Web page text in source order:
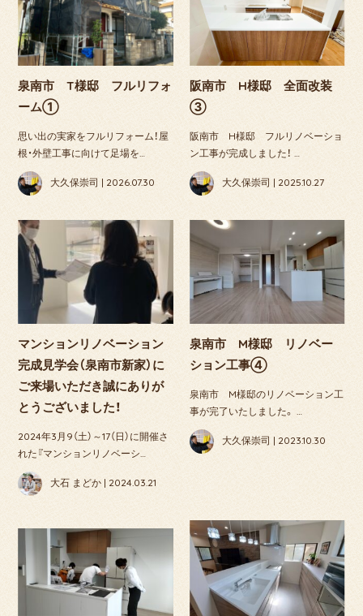
泉南市 T様邸 フルリフォ
ーム①
思い出の実家をフルリフォーム！屋
根・外壁工事に向けて足場を…
大久保崇司 | 2026.07.30
阪南市 H様邸 全面改装
③
阪南市 H様邸 フルリノベーショ
ン工事が完成しました！ …
大久保崇司 | 2025.10.27
マンションリノベーション
完成見学会（泉南市新家）に
ご来場いただき誠にありが
とうございました！
2024年3月9（土）～17（日）に開催さ
れた『マンションリノベーシ…
大石 まどか | 2024.03.21
泉南市 M様邸 リノベー
ション工事④
泉南市 M様邸のリノベーション工
事が完了いたしました。 …
大久保崇司 | 2023.10.30